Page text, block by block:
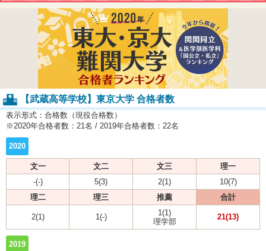
【武蔵高等学校】東京大学 合格者数
表示形式：合格数（現役合格数）
※2020年合格者数：21名 / 2019年合格者数：22名
2020
文一 文二 文三
理一
-(-)
5(3) 2(1)
10(7)
理二
理三 推薦 合計
2(1) 1(-)
1(1)
理学部
21(13)
2019